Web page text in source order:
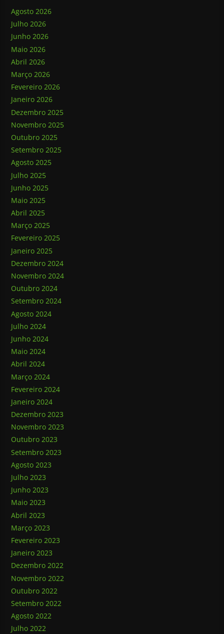
Agosto 2026
Julho 2026
Junho 2026
Maio 2026
Abril 2026
Março 2026
Fevereiro 2026
Janeiro 2026
Dezembro 2025
Novembro 2025
Outubro 2025
Setembro 2025
Agosto 2025
Julho 2025
Junho 2025
Maio 2025
Abril 2025
Março 2025
Fevereiro 2025
Janeiro 2025
Dezembro 2024
Novembro 2024
Outubro 2024
Setembro 2024
Agosto 2024
Julho 2024
Junho 2024
Maio 2024
Abril 2024
Março 2024
Fevereiro 2024
Janeiro 2024
Dezembro 2023
Novembro 2023
Outubro 2023
Setembro 2023
Agosto 2023
Julho 2023
Junho 2023
Maio 2023
Abril 2023
Março 2023
Fevereiro 2023
Janeiro 2023
Dezembro 2022
Novembro 2022
Outubro 2022
Setembro 2022
Agosto 2022
Julho 2022